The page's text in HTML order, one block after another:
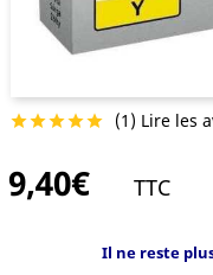
 (1) Lire les
9,40€ TTC
Il ne reste